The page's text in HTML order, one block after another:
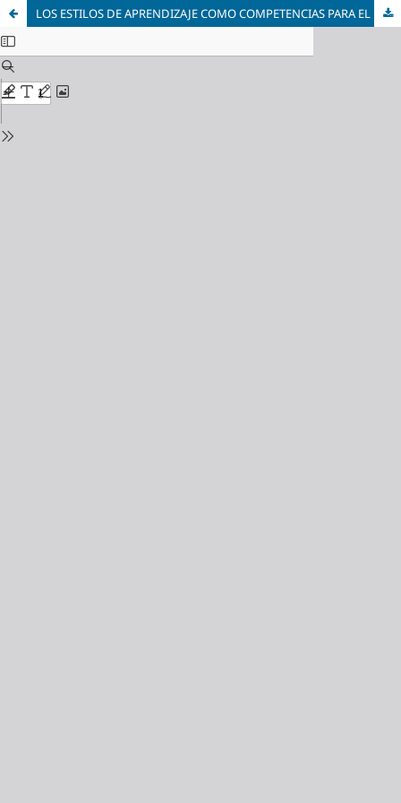
LOS ESTILOS DE APRENDIZAJE COMO COMPETENCIAS PARA EL ESTUDIO, EL TRABAJO Y LA VIDA